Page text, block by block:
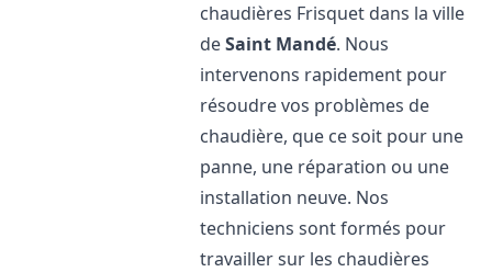
chaudières Frisquet dans la ville
deSaint Mandé. Nous
intervenons rapidement pour
résoudre vos problèmes de
chaudière, que ce soit pour une
panne, une réparation ou une
installation neuve. Nos
techniciens sont formés pour
travailler sur les chaudières